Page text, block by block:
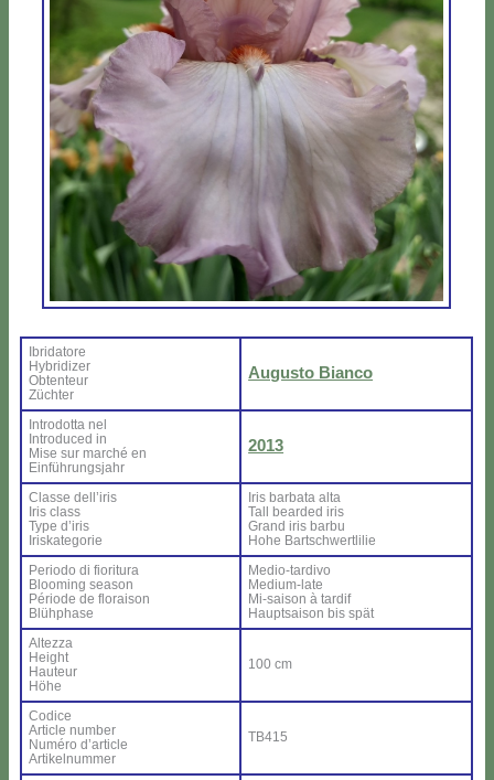
Ibri­da­to­re
Hy­bri­di­zer
Ob­ten­teur
Zü­ch­ter
Au­gu­sto Bian­co
In­tro­dot­ta nel
In­tro­du­ced in
Mi­se sur mar­ché en
Ein­füh­rung­sjahr
2013
Clas­se del­l’i­ris
Iris class
Ty­pe d’i­ris
Iri­ska­te­go­rie
Iris bar­ba­ta al­ta
Tall bear­ded iris
Grand iris bar­bu
Ho­he Bar­ts­ch­wer­tli­lie
Pe­rio­do di fio­ri­tu­ra
Bloo­ming sea­son
Pé­rio­de de flo­rai­son
Blü­h­pha­se
Me­dio-tar­di­vo
Me­dium-la­te
Mi-sai­son à tar­dif
Haup­tsai­son bis spät
Al­tez­za
Height
Hau­teur
Hö­he
100 cm
Co­di­ce
Ar­ti­cle num­ber
Nu­mé­ro d’ar­ti­cle
Ar­ti­kel­num­mer
TB415